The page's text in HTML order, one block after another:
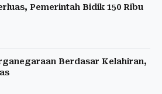
Pemerintah Bidik 150 Ribu
Berdasar Kelahiran,